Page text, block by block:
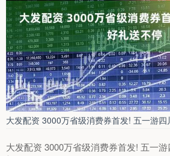
大发配资 3000万省级消费券首发! 五一游
大发配资 3000万省级消费券首发! 五一